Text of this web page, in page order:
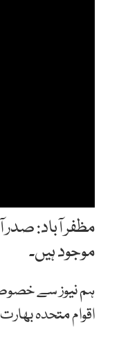
مظفر آباد:
موجود ہیں۔
ہم نیوز سے
اقوام متحدہ